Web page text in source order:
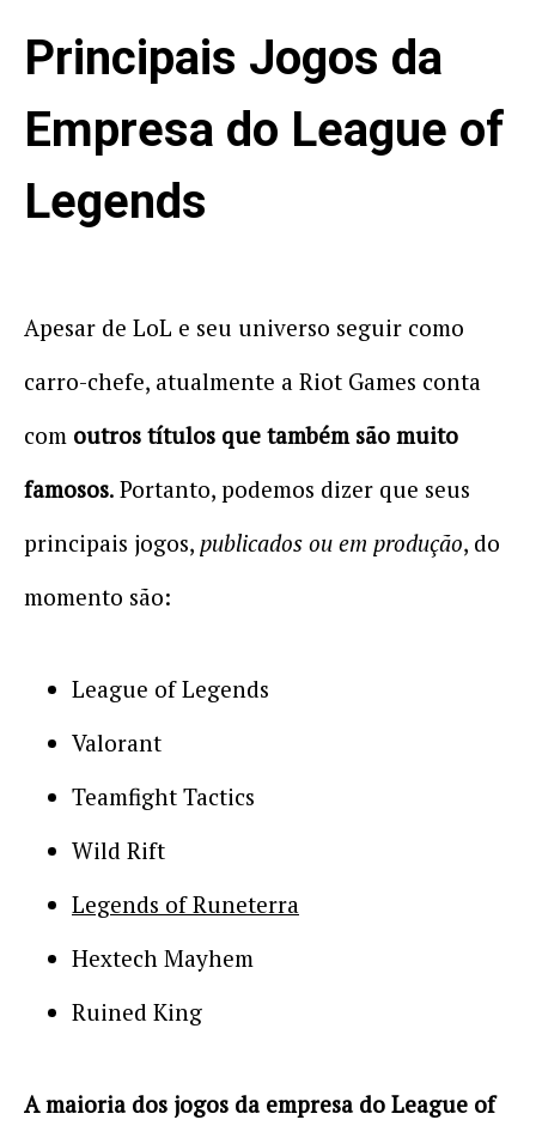
Principais Jogos da
Empresa do League of
Legends
Apesar de LoL e seu universo seguir como
carro-chefe, atualmente a Riot Games conta
com outros títulos que também são muito
famosos. Portanto, podemos dizer que seus
principais jogos, publicados ou em produção, do
momento são:
League of Legends
Valorant
Teamfight Tactics
Wild Rift
Legends of Runeterra
Hextech Mayhem
Ruined King
A maioria dos jogos da empresa do League of